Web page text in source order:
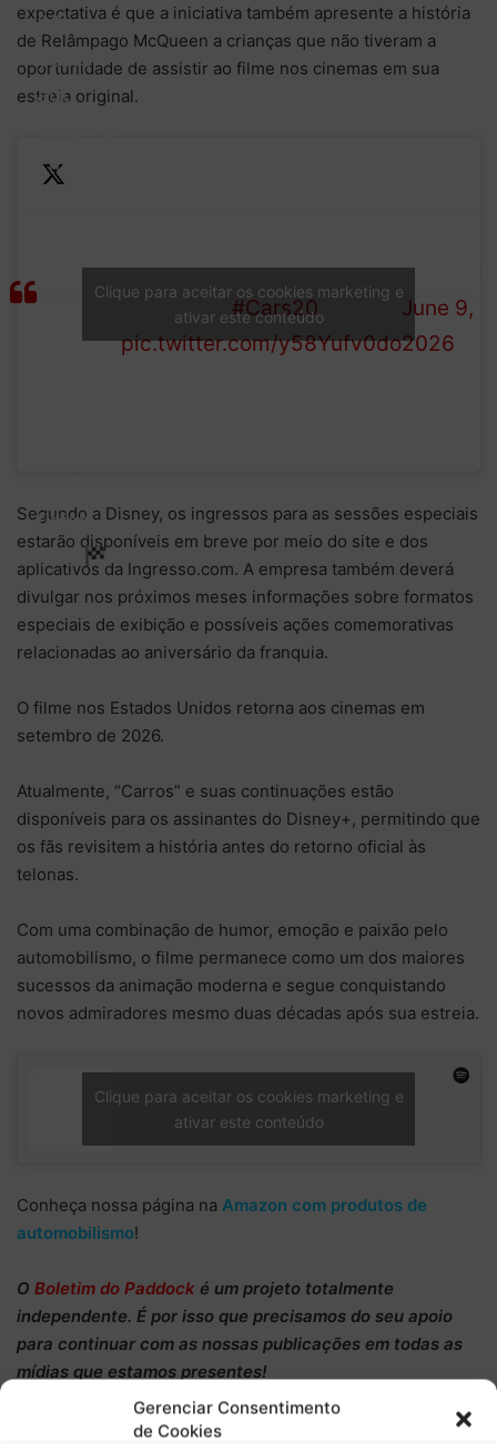
Gerenciar Consentimento
de Cookies
expectativa é que a iniciativa também apresente a história
de Relâmpago McQueen a crianças que não tiveram a
oportunidade de assistir ao filme nos cinemas em sua
estreia original.
20
years
ago
stop in
showed
finish
line.
Theaters
September #Cars20
pic.twitter.com/y58Yufv0do
(@Pixar)
June 9,
2026
Clique para aceitar os cookies marketing e
ativar este conteúdo
Segundo a Disney, os ingressos para as sessões especiais
estarão disponíveis em breve por meio do site e dos
aplicativos da Ingresso.com. A empresa também deverá
divulgar nos próximos meses informações sobre formatos
especiais de exibição e possíveis ações comemorativas
relacionadas ao aniversário da franquia.
O filme nos Estados Unidos retorna aos cinemas em
setembro de 2026.
Atualmente, “Carros” e suas continuações estão
disponíveis para os assinantes do Disney+, permitindo que
os fãs revisitem a história antes do retorno oficial às
telonas.
Com uma combinação de humor, emoção e paixão pelo
automobilismo, o filme permanece como um dos maiores
sucessos da animação moderna e segue conquistando
novos admiradores mesmo duas décadas após sua estreia.
Clique para aceitar os cookies marketing e
ativar este conteúdo
Conheça nossa página na Amazon com produtos de
automobilismo!
O Boletim do Paddock é um projeto totalmente
independente. É por isso que precisamos do seu apoio
para continuar com as nossas publicações em todas as
mídias que estamos presentes!
a nossa campanha de
financiamento coletivo